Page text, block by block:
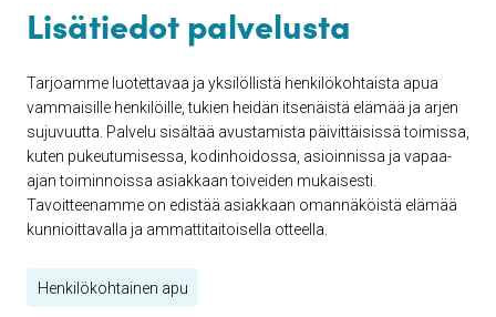
Lisätiedot palvelusta
Tarjoamme luotettavaa ja yksilöllistä henkilökohtaista apua
vammaisille henkilöille, tukien heidän itsenäistä elämää ja arjen
sujuvuutta. Palvelu sisältää avustamista päivittäisissä toimissa,
kuten pukeutumisessa, kodinhoidossa, asioinnissa ja vapaa-
ajan toiminnoissa asiakkaan toiveiden mukaisesti.
Tavoitteenamme on edistää asiakkaan omannäköistä elämää
kunnioittavalla ja ammattitaitoisella otteella.
Henkilökohtainen apu